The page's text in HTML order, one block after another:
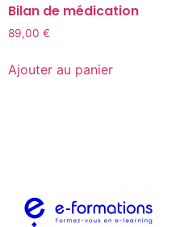
Bilan de médication
89,00 €
Ajouter au panier